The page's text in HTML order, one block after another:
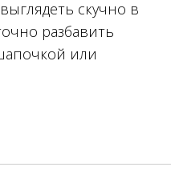
скучно в
разбавить
или